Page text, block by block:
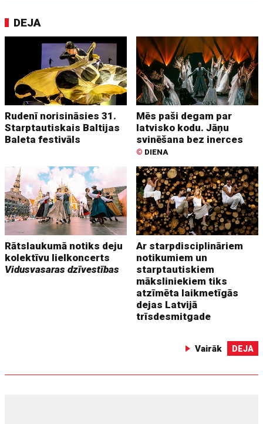
DEJA
Rudenī norisināsies 31.
Starptautiskais Baltijas
Baleta festivāls
Mēs paši degam par
latvisko kodu. Jāņu
svinēšana bez inerces
© DIENA
Rātslaukumā notiks deju
kolektīvu lielkoncerts
Vidusvasaras dzīvestības
Ar starpdisciplināriem
notikumiem un
starptautiskiem
māksliniekiem tiks
atzīmēta laikmetīgās
dejas Latvijā
trīsdesmitgade
Vairāk DEJA